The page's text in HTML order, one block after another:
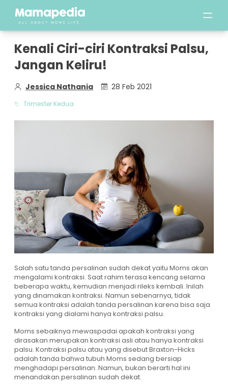
Kenali Ciri-ciri Kontraksi Palsu,
Jangan Keliru!
Jessica Nathania 28 Feb 2021
Trimester Kedua
Salah satu tanda persalinan sudah dekat yaitu Moms akan
mengalami kontraksi. Saat rahim terasa kencang selama
beberapa waktu, kemudian menjadi rileks kembali. Inilah
yang dinamakan kontraksi. Namun sebenarnya, tidak
semua kontraksi adalah tanda persalinan karena bisa saja
kontraksi yang dialami hanya kontraksi palsu.
Moms sebaiknya mewaspadai apakah kontraksi yang
dirasakan merupakan kontraksi asli atau hanya kontraksi
palsu. Kontraksi palsu atau yang disebut Braxton-Hicks
adalah tanda bahwa tubuh Moms sedang bersiap
menghadapi persalinan. Namun, bukan berarti hal ini
menandakan persalinan sudah dekat.